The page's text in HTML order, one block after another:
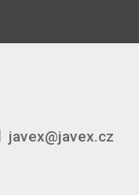
javex@javex.cz